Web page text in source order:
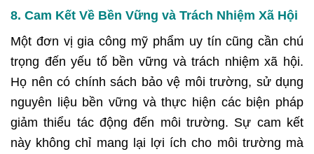
8. Cam Kết Về Bền Vững và Trách Nhiệm Xã Hội
Một đơn vị gia công mỹ phẩm uy tín cũng cần chú
trọng đến yếu tố bền vững và trách nhiệm xã hội.
Họ nên có chính sách bảo vệ môi trường, sử dụng
nguyên liệu bền vững và thực hiện các biện pháp
giảm thiểu tác động đến môi trường. Sự cam kết
này không chỉ mang lại lợi ích cho môi trường mà